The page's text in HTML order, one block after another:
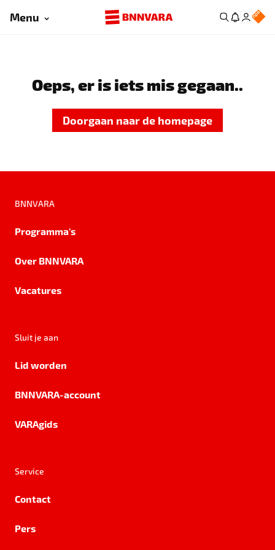
Menu
Oeps, er is iets mis gegaan..
Doorgaan naar de homepage
BNNVARA
Programma's
Over BNNVARA
Vacatures
Sluit je aan
Lid worden
BNNVARA-account
VARAgids
Service
Contact
Pers